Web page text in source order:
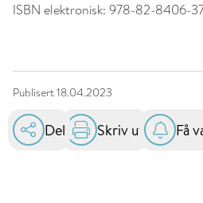
ISBN elektronisk: 978-82-8406-
Publisert18.04.2023
Del Skriv ut Få